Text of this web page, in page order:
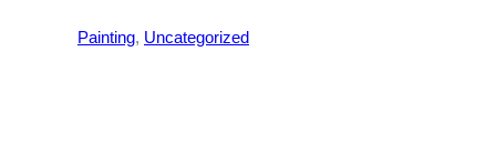
Painting, Uncategorized